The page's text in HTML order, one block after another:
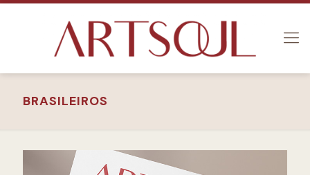
BRASILEIROS